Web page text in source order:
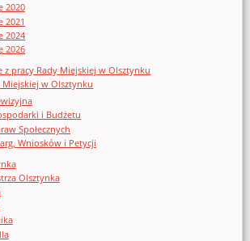
2020
2021
2024
2026
z pracy Rady Miejskiej w Olsztynku
Miejskiej w Olsztynku
i Budżetu
Społecznych
Wniosków i Petycji
Olsztynka